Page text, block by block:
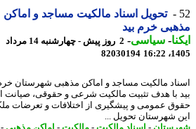
تحویل اسناد مالکیت مساجد و اماکن
خرم بید
-سیاسی-
2 روز پیش - چهارشنبه 14 مرداد
82030194
مالکیت مساجد و اماکن مذهبی شهرستان خرم
با هدف تثبیت مالکیت شرعی و حقوقی، صیانت از
عمومی و پیشگیری از اختلافات و تعرضات ملکی،
شهرستان تحویل ...